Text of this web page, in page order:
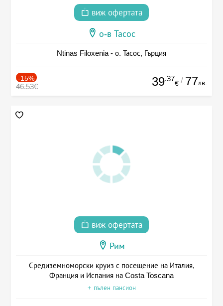
виж офертата
о-в Тасос
Ntinas Filoxenia - о. Тасос, Гърция
-15%
46.53€ 39.37
€ / 77лв.
виж офертата
Рим
Средиземноморски круиз с посещение на Италия,
Франция и Испания на Costa Toscana
+ пълен пансион